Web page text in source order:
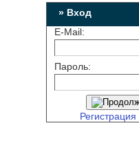
» Вход
E-Mail:
Пароль:
Регистрация